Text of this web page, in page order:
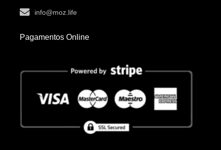
info@moz.life
Pagamentos Online